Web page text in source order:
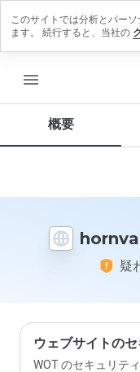
menu
概要
疑
ウェブサイトの
WOT のセキュリテ
ビュー
す
この
イト
価し
ます
か？
このサイトでは分析とパー
ます。 続行すると、当社の